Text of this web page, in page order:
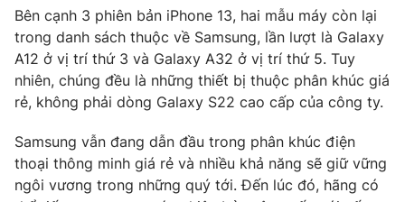
® Cấm sao chép dưới mọi hình thức nếu không có sự chấp
thông tin từ website này.
Bên cạnh 3 phiên bản iPhone 13, hai mẫu máy còn lại
trong danh sách thuộc về Samsung, lần lượt là Galaxy
A12 ở vị trí thứ 3 và Galaxy A32 ở vị trí thứ 5. Tuy
nhiên, chúng đều là những thiết bị thuộc phân khúc giá
rẻ, không phải dòng Galaxy S22 cao cấp của công ty.
Samsung vẫn đang dẫn đầu trong phân khúc điện
thoại thông minh giá rẻ và nhiều khả năng sẽ giữ vững
ngôi vương trong những quý tới. Đến lúc đó, hãng có